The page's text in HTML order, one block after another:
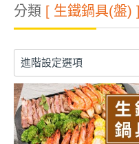
分類 [ 生鐵鍋具(盤) ]
進階設定選項